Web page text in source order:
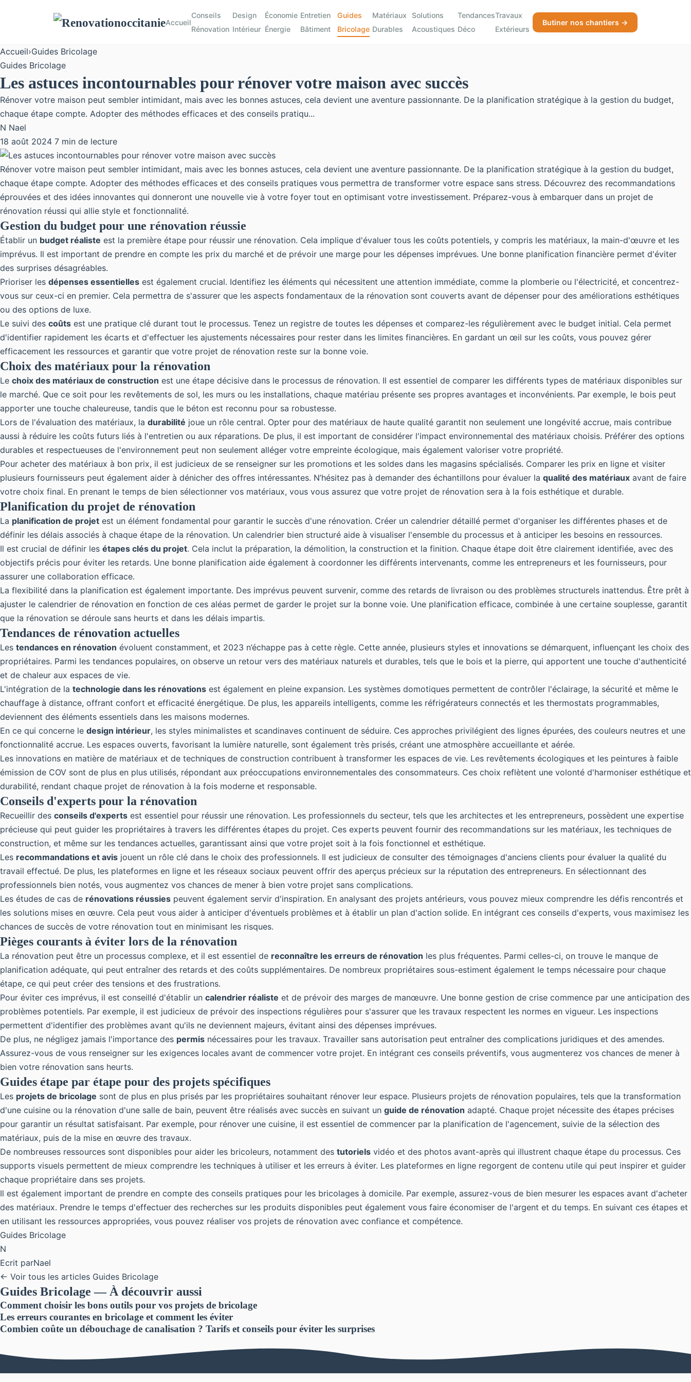
Accueil
Conseils
Rénovation
Design
Intérieur
Économie
Énergie
Entretien
Bâtiment
Guides
Bricolage
Matériaux
Durables
Solutions
Acoustiques
Tendances
Déco
Travaux
Extérieurs
Butiner nos chantiers →
Accueil›Guides Bricolage
Guides Bricolage
Les astuces incontournables pour rénover votre maison avec succès
Rénover votre maison peut sembler intimidant, mais avec les bonnes astuces, cela devient une aventure passionnante. De la planification stratégique à la gestion du budget,
chaque étape compte. Adopter des méthodes efficaces et des conseils pratiqu...
N Nael
18 août 2024 7 min de lecture
Rénover votre maison peut sembler intimidant, mais avec les bonnes astuces, cela devient une aventure passionnante. De la planification stratégique à la gestion du budget,
chaque étape compte. Adopter des méthodes efficaces et des conseils pratiques vous permettra de transformer votre espace sans stress. Découvrez des recommandations
éprouvées et des idées innovantes qui donneront une nouvelle vie à votre foyer tout en optimisant votre investissement. Préparez-vous à embarquer dans un projet de
rénovation réussi qui allie style et fonctionnalité.
Gestion du budget pour une rénovation réussie
Établir un budget réaliste est la première étape pour réussir une rénovation. Cela implique d'évaluer tous les coûts potentiels, y compris les matériaux, la main-d'œuvre et les
imprévus. Il est important de prendre en compte les prix du marché et de prévoir une marge pour les dépenses imprévues. Une bonne planification financière permet d'éviter
des surprises désagréables.
Prioriser les dépenses essentielles est également crucial. Identifiez les éléments qui nécessitent une attention immédiate, comme la plomberie ou l'électricité, et concentrez-
vous sur ceux-ci en premier. Cela permettra de s'assurer que les aspects fondamentaux de la rénovation sont couverts avant de dépenser pour des améliorations esthétiques
ou des options de luxe.
Le suivi des coûts est une pratique clé durant tout le processus. Tenez un registre de toutes les dépenses et comparez-les régulièrement avec le budget initial. Cela permet
d'identifier rapidement les écarts et d'effectuer les ajustements nécessaires pour rester dans les limites financières. En gardant un œil sur les coûts, vous pouvez gérer
efficacement les ressources et garantir que votre projet de rénovation reste sur la bonne voie.
Choix des matériaux pour la rénovation
Le choix des matériaux de construction est une étape décisive dans le processus de rénovation. Il est essentiel de comparer les différents types de matériaux disponibles sur
le marché. Que ce soit pour les revêtements de sol, les murs ou les installations, chaque matériau présente ses propres avantages et inconvénients. Par exemple, le bois peut
apporter une touche chaleureuse, tandis que le béton est reconnu pour sa robustesse.
Lors de l'évaluation des matériaux, la durabilité joue un rôle central. Opter pour des matériaux de haute qualité garantit non seulement une longévité accrue, mais contribue
aussi à réduire les coûts futurs liés à l'entretien ou aux réparations. De plus, il est important de considérer l'impact environnemental des matériaux choisis. Préférer des options
durables et respectueuses de l'environnement peut non seulement alléger votre empreinte écologique, mais également valoriser votre propriété.
Pour acheter des matériaux à bon prix, il est judicieux de se renseigner sur les promotions et les soldes dans les magasins spécialisés. Comparer les prix en ligne et visiter
plusieurs fournisseurs peut également aider à dénicher des offres intéressantes. N’hésitez pas à demander des échantillons pour évaluer la qualité des matériaux avant de faire
votre choix final. En prenant le temps de bien sélectionner vos matériaux, vous vous assurez que votre projet de rénovation sera à la fois esthétique et durable.
Planification du projet de rénovation
La planification de projet est un élément fondamental pour garantir le succès d'une rénovation. Créer un calendrier détaillé permet d'organiser les différentes phases et de
définir les délais associés à chaque étape de la rénovation. Un calendrier bien structuré aide à visualiser l'ensemble du processus et à anticiper les besoins en ressources.
Il est crucial de définir les étapes clés du projet. Cela inclut la préparation, la démolition, la construction et la finition. Chaque étape doit être clairement identifiée, avec des
objectifs précis pour éviter les retards. Une bonne planification aide également à coordonner les différents intervenants, comme les entrepreneurs et les fournisseurs, pour
assurer une collaboration efficace.
La flexibilité dans la planification est également importante. Des imprévus peuvent survenir, comme des retards de livraison ou des problèmes structurels inattendus. Être prêt à
ajuster le calendrier de rénovation en fonction de ces aléas permet de garder le projet sur la bonne voie. Une planification efficace, combinée à une certaine souplesse, garantit
que la rénovation se déroule sans heurts et dans les délais impartis.
Tendances de rénovation actuelles
Les tendances en rénovation évoluent constamment, et 2023 n’échappe pas à cette règle. Cette année, plusieurs styles et innovations se démarquent, influençant les choix des
propriétaires. Parmi les tendances populaires, on observe un retour vers des matériaux naturels et durables, tels que le bois et la pierre, qui apportent une touche d'authenticité
et de chaleur aux espaces de vie.
L'intégration de la technologie dans les rénovations est également en pleine expansion. Les systèmes domotiques permettent de contrôler l'éclairage, la sécurité et même le
chauffage à distance, offrant confort et efficacité énergétique. De plus, les appareils intelligents, comme les réfrigérateurs connectés et les thermostats programmables,
deviennent des éléments essentiels dans les maisons modernes.
En ce qui concerne le design intérieur, les styles minimalistes et scandinaves continuent de séduire. Ces approches privilégient des lignes épurées, des couleurs neutres et une
fonctionnalité accrue. Les espaces ouverts, favorisant la lumière naturelle, sont également très prisés, créant une atmosphère accueillante et aérée.
Les innovations en matière de matériaux et de techniques de construction contribuent à transformer les espaces de vie. Les revêtements écologiques et les peintures à faible
émission de COV sont de plus en plus utilisés, répondant aux préoccupations environnementales des consommateurs. Ces choix reflètent une volonté d'harmoniser esthétique et
durabilité, rendant chaque projet de rénovation à la fois moderne et responsable.
Conseils d'experts pour la rénovation
Recueillir des conseils d'experts est essentiel pour réussir une rénovation. Les professionnels du secteur, tels que les architectes et les entrepreneurs, possèdent une expertise
précieuse qui peut guider les propriétaires à travers les différentes étapes du projet. Ces experts peuvent fournir des recommandations sur les matériaux, les techniques de
construction, et même sur les tendances actuelles, garantissant ainsi que votre projet soit à la fois fonctionnel et esthétique.
Les recommandations et avis jouent un rôle clé dans le choix des professionnels. Il est judicieux de consulter des témoignages d'anciens clients pour évaluer la qualité du
travail effectué. De plus, les plateformes en ligne et les réseaux sociaux peuvent offrir des aperçus précieux sur la réputation des entrepreneurs. En sélectionnant des
professionnels bien notés, vous augmentez vos chances de mener à bien votre projet sans complications.
Les études de cas de rénovations réussies peuvent également servir d'inspiration. En analysant des projets antérieurs, vous pouvez mieux comprendre les défis rencontrés et
les solutions mises en œuvre. Cela peut vous aider à anticiper d'éventuels problèmes et à établir un plan d'action solide. En intégrant ces conseils d'experts, vous maximisez les
chances de succès de votre rénovation tout en minimisant les risques.
Pièges courants à éviter lors de la rénovation
La rénovation peut être un processus complexe, et il est essentiel de reconnaître les erreurs de rénovation les plus fréquentes. Parmi celles-ci, on trouve le manque de
planification adéquate, qui peut entraîner des retards et des coûts supplémentaires. De nombreux propriétaires sous-estiment également le temps nécessaire pour chaque
étape, ce qui peut créer des tensions et des frustrations.
Pour éviter ces imprévus, il est conseillé d'établir un calendrier réaliste et de prévoir des marges de manœuvre. Une bonne gestion de crise commence par une anticipation des
problèmes potentiels. Par exemple, il est judicieux de prévoir des inspections régulières pour s'assurer que les travaux respectent les normes en vigueur. Les inspections
permettent d'identifier des problèmes avant qu'ils ne deviennent majeurs, évitant ainsi des dépenses imprévues.
De plus, ne négligez jamais l'importance des permis nécessaires pour les travaux. Travailler sans autorisation peut entraîner des complications juridiques et des amendes.
Assurez-vous de vous renseigner sur les exigences locales avant de commencer votre projet. En intégrant ces conseils préventifs, vous augmenterez vos chances de mener à
bien votre rénovation sans heurts.
Guides étape par étape pour des projets spécifiques
Les projets de bricolage sont de plus en plus prisés par les propriétaires souhaitant rénover leur espace. Plusieurs projets de rénovation populaires, tels que la transformation
d'une cuisine ou la rénovation d'une salle de bain, peuvent être réalisés avec succès en suivant un guide de rénovation adapté. Chaque projet nécessite des étapes précises
pour garantir un résultat satisfaisant. Par exemple, pour rénover une cuisine, il est essentiel de commencer par la planification de l'agencement, suivie de la sélection des
matériaux, puis de la mise en œuvre des travaux.
De nombreuses ressources sont disponibles pour aider les bricoleurs, notamment des tutoriels vidéo et des photos avant-après qui illustrent chaque étape du processus. Ces
supports visuels permettent de mieux comprendre les techniques à utiliser et les erreurs à éviter. Les plateformes en ligne regorgent de contenu utile qui peut inspirer et guider
chaque propriétaire dans ses projets.
Il est également important de prendre en compte des conseils pratiques pour les bricolages à domicile. Par exemple, assurez-vous de bien mesurer les espaces avant d'acheter
des matériaux. Prendre le temps d'effectuer des recherches sur les produits disponibles peut également vous faire économiser de l'argent et du temps. En suivant ces étapes et
en utilisant les ressources appropriées, vous pouvez réaliser vos projets de rénovation avec confiance et compétence.
Guides Bricolage
N
Ecrit parNael
← Voir tous les articles Guides Bricolage
Guides Bricolage — À découvrir aussi
Comment choisir les bons outils pour vos projets de bricolage
Les erreurs courantes en bricolage et comment les éviter
Combien coûte un débouchage de canalisation ? Tarifs et conseils pour éviter les surprises